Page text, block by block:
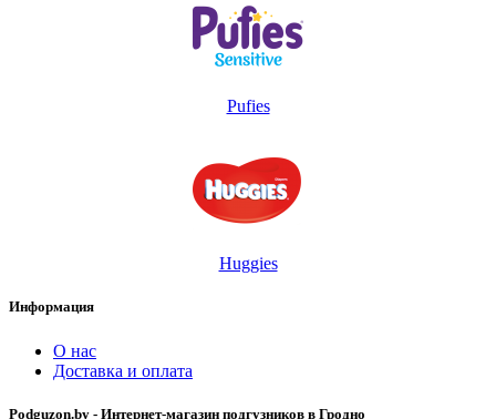
Pufies
Huggies
Информация
О нас
Доставка и оплата
Podguzon.by - Интернет-магазин подгузников в Гродно